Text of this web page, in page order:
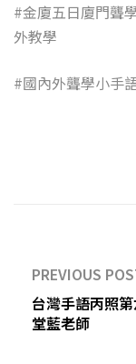
#金廈五日廈門聾
外教學
#國內外聾學小手
PREVIOUS
台灣手語丙照
堂藍老師